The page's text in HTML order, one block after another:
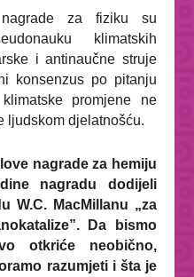
nagrade za fiziku su
klimatskih
i antinaučne struje
konsenzus po pitanju
promjene ne
ljudskom djelatnošću.
nagrade za hemiju
nagradu dodijeli
W.C. MacMillanu „za
Da bismo
otkriće neobično,
razumjeti i šta je